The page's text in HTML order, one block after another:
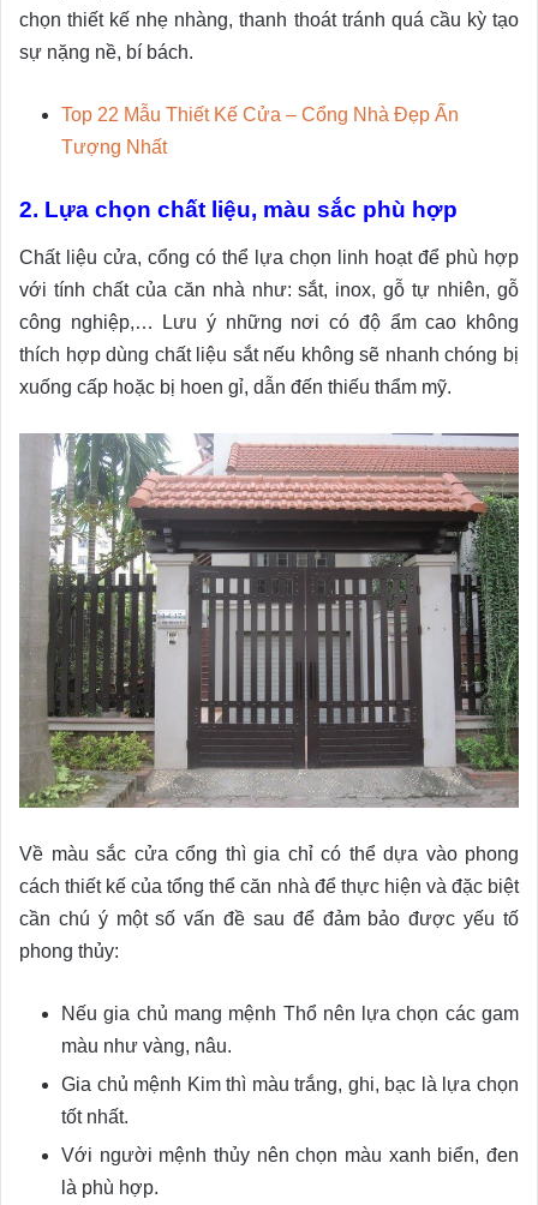
chọn thiết kế nhẹ nhàng, thanh thoát tránh quá cầu kỳ tạo
sự nặng nề, bí bách.
Top 22 Mẫu Thiết Kế Cửa – Cổng Nhà Đẹp Ấn
Tượng Nhất
2. Lựa chọn chất liệu, màu sắc phù hợp
Chất liệu cửa, cổng có thể lựa chọn linh hoạt để phù hợp
với tính chất của căn nhà như: sắt, inox, gỗ tự nhiên, gỗ
công nghiệp,… Lưu ý những nơi có độ ẩm cao không
thích hợp dùng chất liệu sắt nếu không sẽ nhanh chóng bị
xuống cấp hoặc bị hoen gỉ, dẫn đến thiếu thẩm mỹ.
Về màu sắc cửa cổng thì gia chỉ có thể dựa vào phong
cách thiết kế của tổng thể căn nhà để thực hiện và đặc biệt
cần chú ý một số vấn đề sau để đảm bảo được yếu tố
phong thủy:
Nếu gia chủ mang mệnh Thổ nên lựa chọn các gam
màu như vàng, nâu.
Gia chủ mệnh Kim thì màu trắng, ghi, bạc là lựa chọn
tốt nhất.
Với người mệnh thủy nên chọn màu xanh biển, đen
là phù hợp.